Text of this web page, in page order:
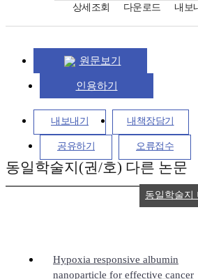
상세조회 다운로드 내보
원문보기
인용하기
내보내기 내책장담기
공유하기 오류접수
동일학술지(권/호) 다른 논문
Hypoxia responsive albumin
nanoparticle for effective cancer
동일학술지